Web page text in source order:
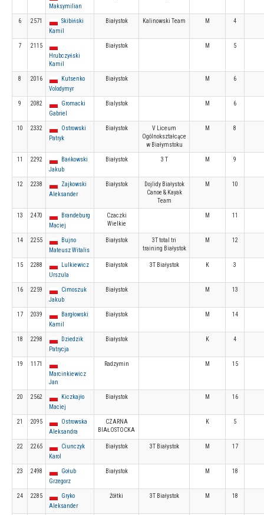
Maksymilian
6 2571
Skibiński
Kamil
Białystok Kalinowski Team M 4
7
2115
Hrubczyński
Kamil
Białystok M 5
8 2016
Kutsenko
Volodymyr
Białystok M 6
9 2082
Gromacki
Gabriel
Bialystok M 6
10 2332
Ostrowski
Patryk
Białystok
V Liceum
Ogólnokształcące
w Białymstoku
M 8
11 2292
Bańkowski
Jakub
Białystok 3 T M 9
12 2238
Zajkowski
Aleksander
Białystok
Dojlidy Białystok
Canoe & Kayak
Team
M 10
13 2470
Brandeburg
Maciej
Czaczki
Wielkie
M 11
14 2255
Bujno
Mateusz Witalis
Białystok
3T total tri
training Białystok
M 12
15 2288
Lulkiewicz
Urszula
Białystok 3T Białystok K 3
16 2259
Cimoszuk
Jakub
Białystok M 13
17 2039
Bargłowski
Kamil
Białystok M 14
18 2298
Dziedzik
Patrycja
Białystok K 4
19
1171
Marcinkiewicz
Jan
Radzymin M 15
20 2562
Kiczkajło
Maciej
Białystok M 16
21 2095
Ostrowska
Aleksandra
CZARNA
BIAŁOSTOCKA
K 5
22 2265
Ciunczyk
Karol
Białystok 3T Białystok M 17
23 2498
Gołub
Grzegorz
Białystok M 18
24 2285
Gryko
Aleksander
Żółtki 3T Białystok M 18